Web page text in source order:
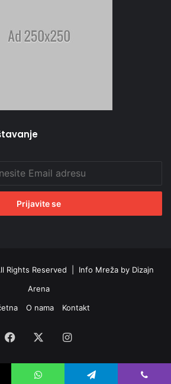
Rights Reserved | Info Mreža by Dizajn
Arena
O nama Kontakt
Facebook Instagram